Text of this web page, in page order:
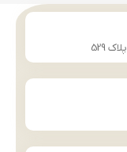
529